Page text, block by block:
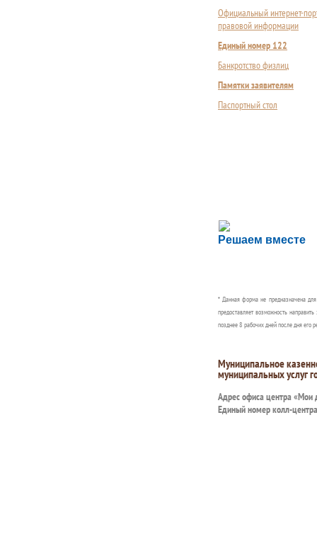
Официальный интернет-
правовой информации
Единый номер 122
Банкротство физлиц
Памятки заявителям
Паспортный стол
Решаем вместе
Сложности с
Сообщите об этом
* Данная форма не предназначена
предоставляет возможность
позднее 8 рабочих дней после дня его
Муниципальное
муниципальных услуг
Адрес офиса центра «Мои
Единый номер колл-